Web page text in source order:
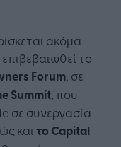
ακόμα
το
Forum, σε
Summit, που
σε συνεργασία
και το Capital